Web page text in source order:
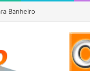
Banheiro